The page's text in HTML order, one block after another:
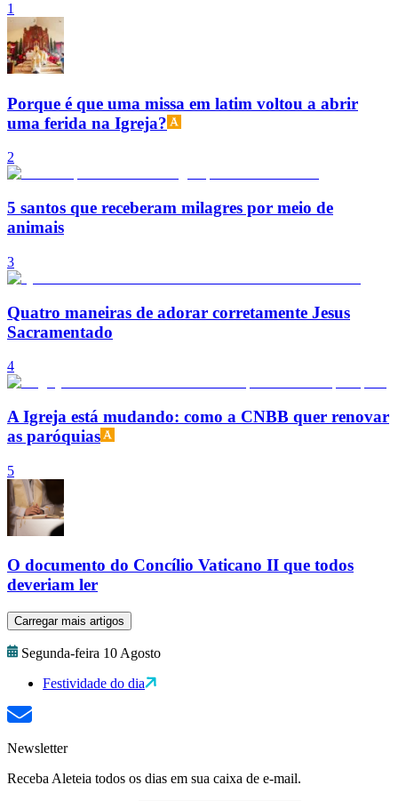
1
Porque é que uma missa em latim voltou a abrir
uma ferida na Igreja?
2
5 santos que receberam milagres por meio de
animais
3
Quatro maneiras de adorar corretamente Jesus
Sacramentado
4
A Igreja está mudando: como a CNBB quer renovar
as paróquias
5
O documento do Concílio Vaticano II que todos
deveriam ler
Carregar mais artigos
Segunda-feira 10 Agosto
Festividade do dia
Newsletter
Receba Aleteia todos os dias em sua caixa de e-mail.